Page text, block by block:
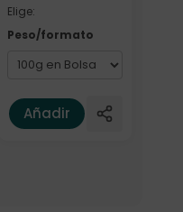
Elige:
Peso/formato
Añadir